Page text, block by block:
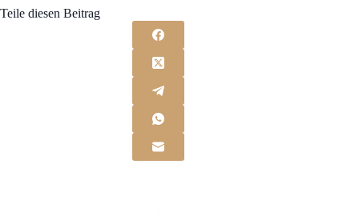
Teile diesen Beitrag